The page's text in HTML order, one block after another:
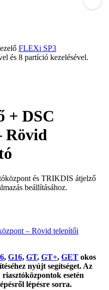
FLEXi SP3
és 8 partíció kezelésével.
+ DSC
Rövid
és TRIKDIS átjelző
beállításához.
, G16, GT, GT+, GET okos
nyújt segítséget. Az
esetén
lépésre sorra.